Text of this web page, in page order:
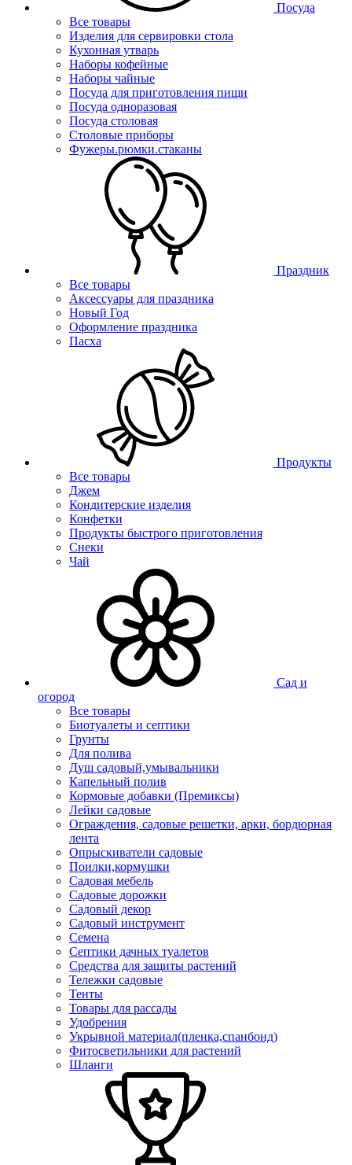
Посуда
Все товары
Изделия для сервировки стола
Кухонная утварь
Наборы кофейные
Наборы чайные
Посуда для приготовления пищи
Посуда одноразовая
Посуда столовая
Столовые приборы
Фужеры.рюмки.стаканы
Праздник
Все товары
Аксессуары для праздника
Новый Год
Оформление праздника
Пасха
Продукты
Все товары
Джем
Кондитерские изделия
Конфетки
Продукты быстрого приготовления
Снеки
Чай
Сад и
огород
Все товары
Биотуалеты и септики
Грунты
Для полива
Душ садовый,умывальники
Капельный полив
Кормовые добавки (Премиксы)
Лейки садовые
Ограждения, садовые решетки, арки, бордюрная
лента
Опрыскиватели садовые
Поилки,кормушки
Садовая мебель
Садовые дорожки
Садовый декор
Садовый инструмент
Семена
Септики дачных туалетов
Средства для защиты растений
Тележки садовые
Тенты
Товары для рассады
Удобрения
Укрывной материал(пленка,спанбонд)
Фитосветильники для растений
Шланги